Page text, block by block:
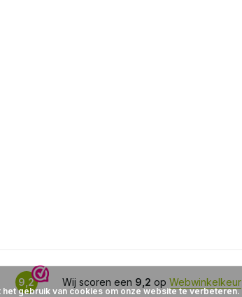
9,2 Wij scoren een 9,2 op Webwinkelkeur
gebruik van cookies om onze website te verbeteren.